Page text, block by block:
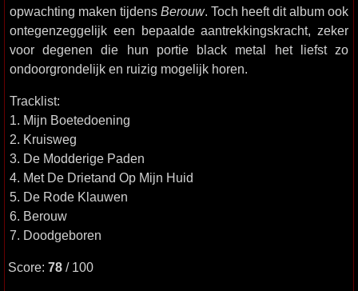
opwachting maken tijdens Berouw. Toch heeft dit album ook
ontegenzeggelijk een bepaalde aantrekkingskracht, zeker
voor degenen die hun portie black metal het liefst zo
ondoorgrondelijk en ruizig mogelijk horen.
Tracklist:
1. Mijn Boetedoening
2. Kruisweg
3. De Modderige Paden
4. Met De Drietand Op Mijn Huid
5. De Rode Klauwen
6. Berouw
7. Doodgeboren
Score: 78 / 100